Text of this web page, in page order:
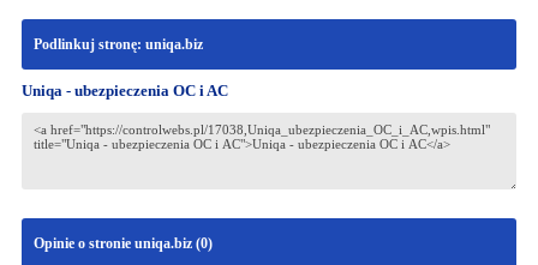
Podlinkuj stronę: uniqa.biz
Uniqa - ubezpieczenia OC i AC
Opinie o stronie uniqa.biz (0)